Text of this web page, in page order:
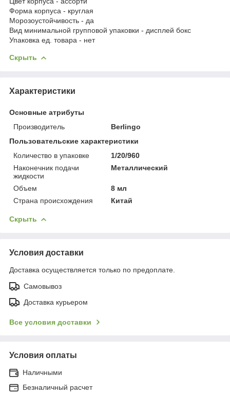
Форма корпуса - круглая
Морозоустойчивость - да
Вид минимальной групповой упаковки - дисплей бокс
Упаковка ед. товара - нет
Скрыть
Характеристики
Основные атрибуты
Производитель
Berlingo
Пользовательские характеристики
Количество в упаковке
1/20/960
Наконечник подачи
жидкости
Металлический
Объем
8 мл
Страна происхождения
Китай
Скрыть
Условия доставки
Доставка осуществляется только по предоплате.
Самовывоз
Доставка курьером
Все условия доставки
Условия оплаты
Наличными
Безналичный расчет